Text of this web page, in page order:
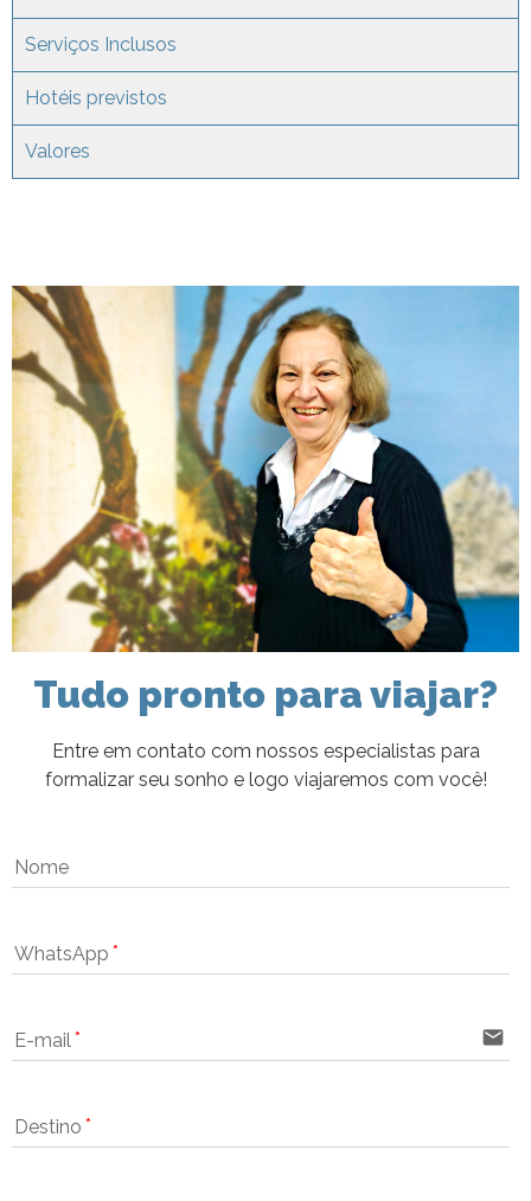
Serviços Inclusos
Hotéis previstos
Valores
Tudo pronto para viajar?
Entre em contato com nossos especialistas para
formalizar seu sonho e logo viajaremos com você!
Nome
WhatsApp
E-mail email
Destino